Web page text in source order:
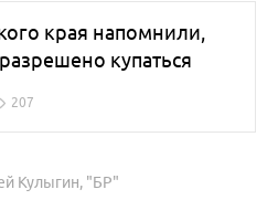
края напомнили,
купаться
207
Кулыгин, "БР"